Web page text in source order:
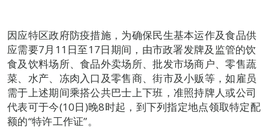
因应特区政府防疫措施，为确保民生基本运作及食品供
应需要7月11日至17日期间，由市政署发牌及监管的饮
食及饮料场所、食品外卖场所、批发市场商户、零售蔬
菜、水产、冻肉入口及零售商、街市及小贩等，如雇员
需于上述期间乘搭公共巴士上下班，准照持牌人或公司
代表可于今(10日)晚8时起，到下列指定地点领取特定配
额的“特许工作证”。